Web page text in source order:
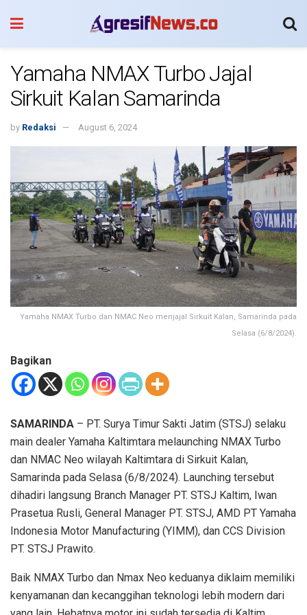
Yamaha NMAX Turbo Jajal
Sirkuit Kalan Samarinda
by Redaksi August 6, 2024
Yamaha NMAX Turbo dan NMAC Neo menjajal Sirkuit Kalan, Samarinda pada
Selasa (6/8/2024).
Bagikan
SAMARINDA – PT. Surya Timur Sakti Jatim (STSJ) selaku
main dealer Yamaha Kaltimtara melaunching NMAX Turbo
dan NMAC Neo wilayah Kaltimtara di Sirkuit Kalan,
Samarinda pada Selasa (6/8/2024). Launching tersebut
dihadiri langsung Branch Manager PT. STSJ Kaltim, Iwan
Prasetua Rusli, General Manager PT. STSJ, AMD PT Yamaha
Indonesia Motor Manufacturing (YIMM), dan CCS Division
PT. STSJ Prawito.
Baik NMAX Turbo dan Nmax Neo keduanya diklaim memiliki
kenyamanan dan kecanggihan teknologi lebih modern dari